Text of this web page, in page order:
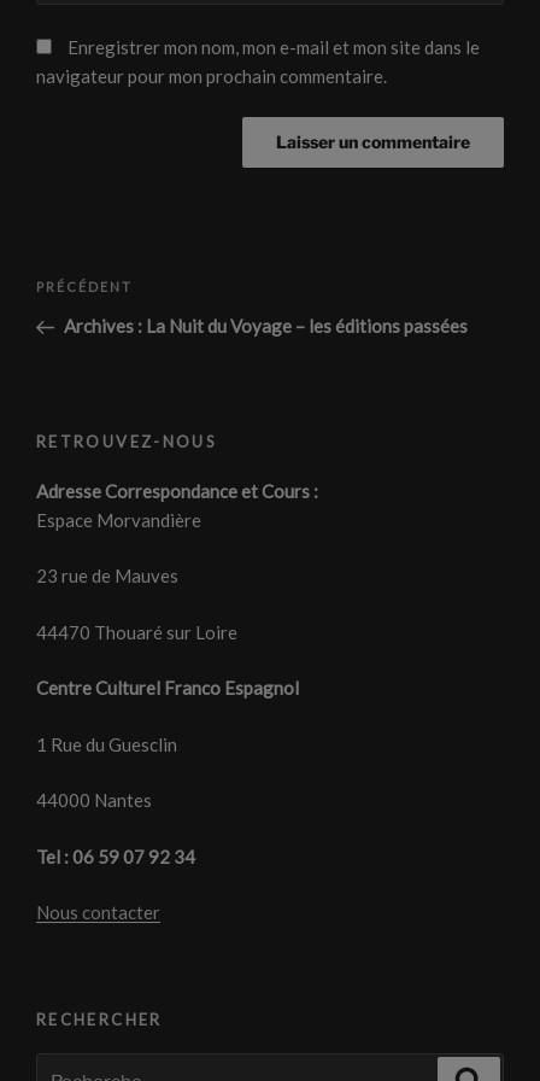
Enregistrer mon nom, mon e-mail et mon site dans le
navigateur pour mon prochain commentaire.
Navigation
l’article
Article
précédent
PRÉCÉDENT
Archives : La Nuit du Voyage – les éditions passées
RETROUVEZ-NOUS
Adresse Correspondance et Cours :
Espace Morvandière
23 rue de Mauves
44470 Thouaré sur Loire
Centre Culturel Franco Espagnol
1 Rue du Guesclin
44000 Nantes
Tel : 06 59 07 92 34
Nous contacter
RECHERCHER